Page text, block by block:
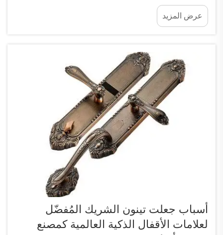
جيدة فقط لأسباب تتعلق بالأمن، بل تساعد أيضًا بشكل
الذكي، ي...
عرض المزيد
أسباب جعلت تينون الشريك المُفضّل
لعلامات الأقفال الذكية العالمية كمصنع